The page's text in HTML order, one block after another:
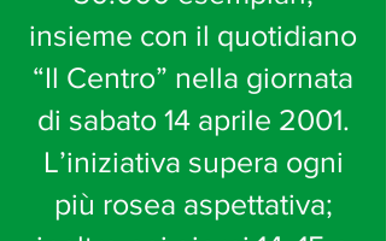
insieme con il quotidiano
“Il Centro” nella giornata
di sabato 14 aprile 2001.
L’iniziativa supera ogni
più rosea aspettativa;